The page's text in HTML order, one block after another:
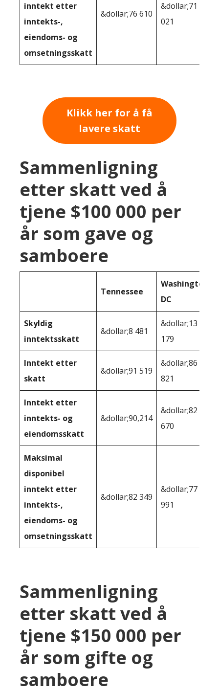
inntekt etter
inntekts-,
eiendoms- og
omsetningsskatt
&dollar;76 610
&dollar;71
021
Klikk her for å få
lavere skatt
Sammenligning
etter skatt ved å
tjene $100 000 per
år som gave og
samboere
Tennessee
Washington
DC
Skyldig
inntektsskatt
&dollar;8 481
&dollar;13
179
Inntekt etter
skatt
&dollar;91 519
&dollar;86
821
Inntekt etter
inntekts- og
eiendomsskatt
&dollar;90,214
&dollar;82
670
Maksimal
disponibel
inntekt etter
inntekts-,
eiendoms- og
omsetningsskatt
&dollar;82 349
&dollar;77
991
Sammenligning
etter skatt ved å
tjene $150 000 per
år som gifte og
samboere